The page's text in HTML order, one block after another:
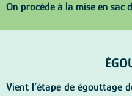
On procède à la mise en sac
Vient l’étape de égouttage